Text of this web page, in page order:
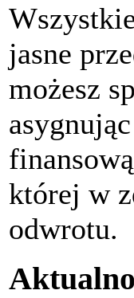
jasne
możesz
której w
odwrotu.